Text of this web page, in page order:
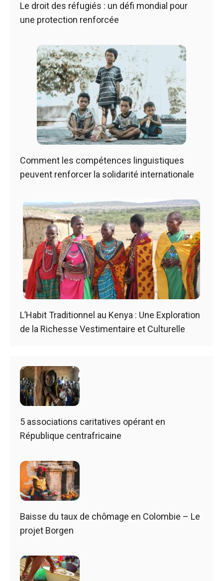
Le droit des réfugiés : un défi mondial pour
une protection renforcée
Comment les compétences linguistiques
peuvent renforcer la solidarité internationale
L’Habit Traditionnel au Kenya : Une Exploration
de la Richesse Vestimentaire et Culturelle
5 associations caritatives opérant en
République centrafricaine
Baisse du taux de chômage en Colombie – Le
projet Borgen